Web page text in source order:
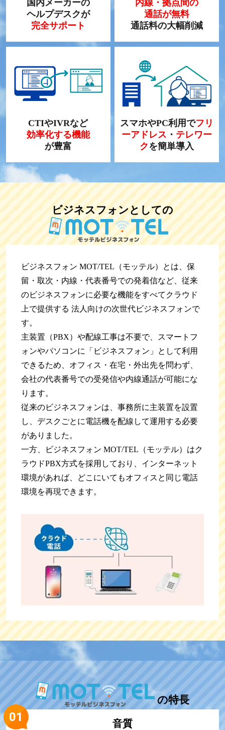
国内メーカーの
ヘルプデスクが
完全サポート
内線・拠点間の
通話が無料
通話料の大幅削減
CTIやIVRなど
効率化する機能
が豊富
スマホやPC利用でフリ
ーアドレス ・ テレワー
クを簡単導入
ビジネスフォンとしての
ビジネスフォン MOT/TEL（モッテル）とは、保
留・取次・内線・代表番号での発着信など、従来
のビジネスフォンに必要な機能をすべてクラウド
上で提供する 法人向けの次世代ビジネスフォンで
す。
主装置（PBX）や配線工事は不要で、スマートフ
ォンやパソコンに「ビジネスフォン」として利用
できるため、オフィス・在宅・外出先を問わず、
会社の代表番号での受発信や内線通話が可能にな
ります。
従来のビジネスフォンは、事務所に主装置を設置
し、デスクごとに電話機を配線して運用する必要
がありました。
一方、ビジネスフォン MOT/TEL（モッテル）はク
ラウドPBX方式を採用しており、インターネット
環境があれば、どこにいてもオフィスと同じ電話
環境を再現できます。
の特長
音質